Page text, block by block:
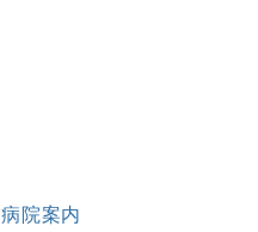
病院案内